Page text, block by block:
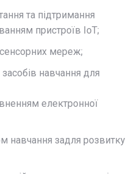
та підтримання
пристроїв IoT;
мереж;
навчання для
електронної
навчання задля розвитку